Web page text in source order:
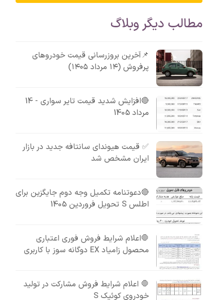
مطالب دیگر وبلاگ
📌آخرین بروزرسانی قیمت خودروهای
پرفروش (۱۴ مرداد ۱۴۰۵)
🔴افزایش شدید قیمت تایر سواری - 14
مرداد 1405
✅ قیمت هیوندای سانتافه جدید در بازار
ایران مشخص شد
🔴دعوتنامه تکمیل وجه دوم جایگزین برای
اطلس S تحویل فروردین 1405
🛑اعلام شرایط فروش فوری اعتباری
محصول زامیاد EX دوگانه سوز با کاربری
🛑 اعلام شرایط فروش مشارکت در تولید
خودروی کوئیک S